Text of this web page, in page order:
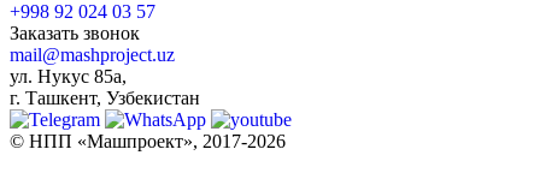
+998 92 024 03 57
Заказать звонок
mail@mashproject.uz
ул. Нукус 85а,
г. Ташкент, Узбекистан
© НПП «Машпроект», 2017-2026